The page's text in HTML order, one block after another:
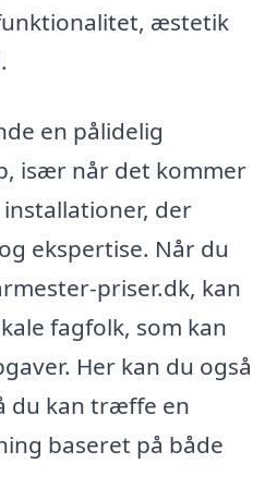
æstetik
en pålidelig
især når det kommer
der
ekspertise. Når du
priser.dk, kan
fagfolk, som kan
Her kan du også
du kan træffe en
baseret på både